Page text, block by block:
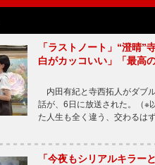
「ラストノート」“澄晴
白がカッコいい」「最高
内田有紀と寺西拓人がダブ
話が、6日に放送された。（
た人生も全く違う、交わるは
「今夜もシリアルキラー